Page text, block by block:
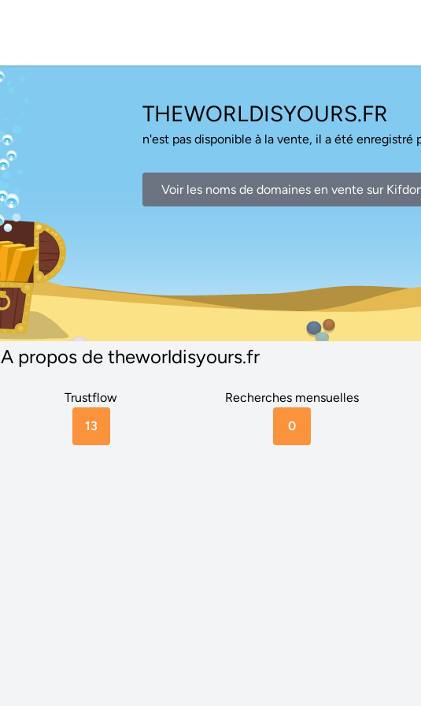
THEWORLDISYOURS.FR
n'est pas disponible à la vente, il a été enregistré
Voir les noms de domaines en vente sur
A propos de theworldisyours.fr
Trustflow
13
Recherches mensuelles
0